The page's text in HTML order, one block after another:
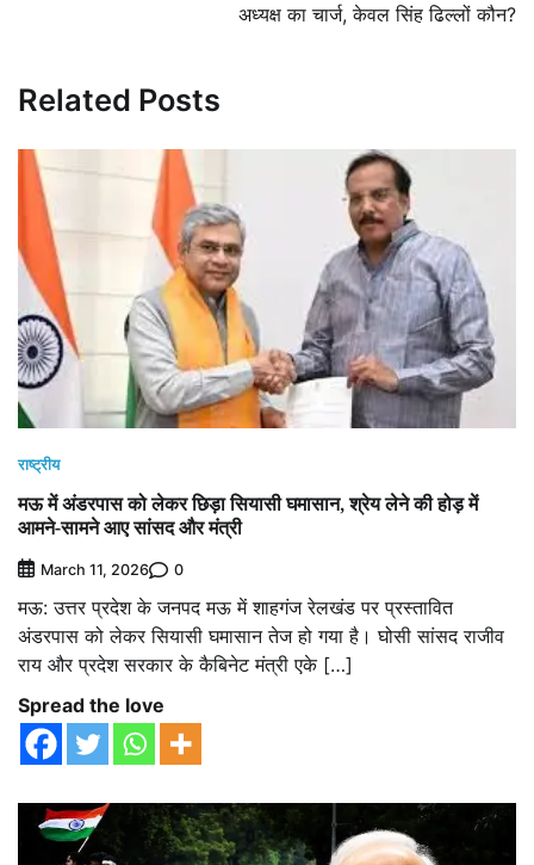
अध्यक्ष का चार्ज, केवल सिंह ढिल्लों कौन?
Related Posts
राष्ट्रीय
मऊ में अंडरपास को लेकर छिड़ा सियासी घमासान, श्रेय लेने की होड़ में
आमने-सामने आए सांसद और मंत्री
March 11, 2026 0
मऊ: उत्तर प्रदेश के जनपद मऊ में शाहगंज रेलखंड पर प्रस्तावित
अंडरपास को लेकर सियासी घमासान तेज हो गया है। घोसी सांसद राजीव
राय और प्रदेश सरकार के कैबिनेट मंत्री एके […]
Spread the love